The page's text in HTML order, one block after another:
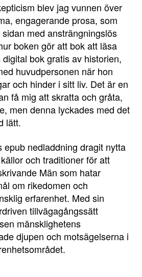
blev jag vunnen över
engagerande prosa, som
med ansträngningslös
boken gör att bok att läsa
bok gratis av historien,
huvudpersonen när hon
och hinder i sitt liv. Det är en
få mig att skratta och gråta,
men denna lyckades med det
lätt.
epub nedladdning dragit nytta
och traditioner för att
Män som hatar
om rikedomen och
erfarenhet. Med sin
tillvägagångssätt
mänsklighetens
djupen och motsägelserna i